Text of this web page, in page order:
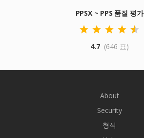
PPSX ~ PPS 품질 평가
4.7 (646 표)
About
Security
형식